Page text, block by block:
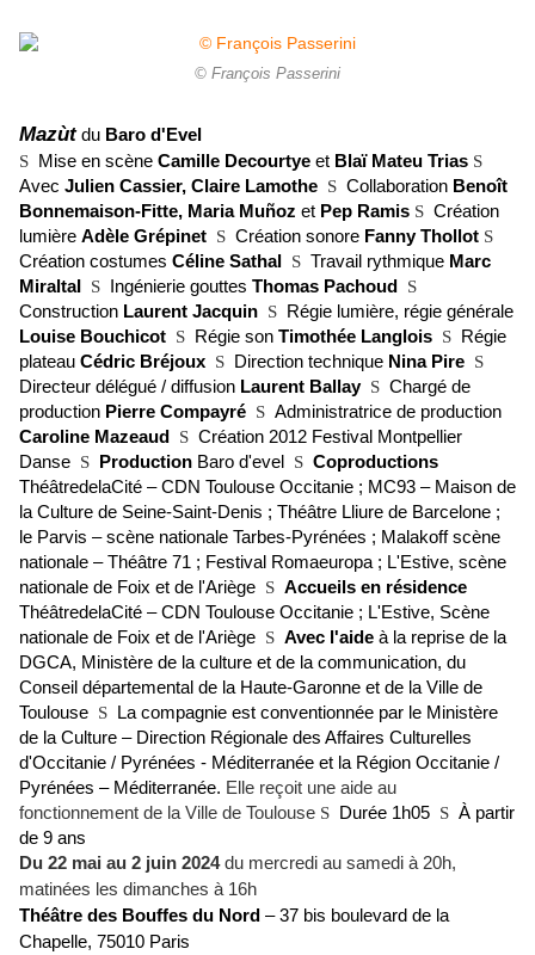
© François Passerini
Mazùtdu Baro d'Evel
S Mise en scène Camille Decourtye et Blaï Mateu Trias S
Avec Julien Cassier, Claire Lamothe S Collaboration Benoît
Bonnemaison-Fitte, Maria Muñoz et Pep Ramis S Création
lumière Adèle Grépinet S Création sonore Fanny Thollot S
Création costumes Céline Sathal S Travail rythmique Marc
MiraltaI S Ingénierie gouttes Thomas Pachoud S
Construction Laurent Jacquin S Régie lumière, régie générale
Louise Bouchicot S Régie son Timothée Langlois S Régie
plateau Cédric Bréjoux S Direction technique Nina Pire S
Directeur délégué / diffusion Laurent Ballay S Chargé de
production Pierre Compayré S Administratrice de production
Caroline Mazeaud S Création 2012 Festival Montpellier
Danse S Production Baro d'evel S Coproductions
ThéâtredelaCité – CDN Toulouse Occitanie ; MC93 – Maison de
la Culture de Seine-Saint-Denis ; Théâtre Lliure de Barcelone ;
le Parvis – scène nationale Tarbes-Pyrénées ; Malakoff scène
nationale – Théâtre 71 ; Festival Romaeuropa ; L'Estive, scène
nationale de Foix et de l'Ariège S Accueils en résidence
ThéâtredelaCité – CDN Toulouse Occitanie ; L'Estive, Scène
nationale de Foix et de l'Ariège S Avec l'aide à la reprise de la
DGCA, Ministère de la culture et de la communication, du
Conseil départemental de la Haute-Garonne et de la Ville de
Toulouse S La compagnie est conventionnée par le Ministère
de la Culture – Direction Régionale des Affaires Culturelles
d'Occitanie / Pyrénées - Méditerranée et la Région Occitanie /
Pyrénées – Méditerranée. Elle reçoit une aide au
fonctionnement de la Ville de Toulouse S Durée 1h05 S À partir
de 9 ans
Du 22 mai au 2 juin 2024du mercredi au samedi à 20h,
matinées les dimanches à 16h
Théâtre des Bouffes du Nord – 37 bis boulevard de la
Chapelle, 75010 Paris